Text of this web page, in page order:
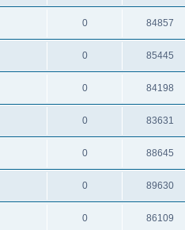
0 84857
0 85445
0 84198
0 83631
0 88645
0 89630
0 86109